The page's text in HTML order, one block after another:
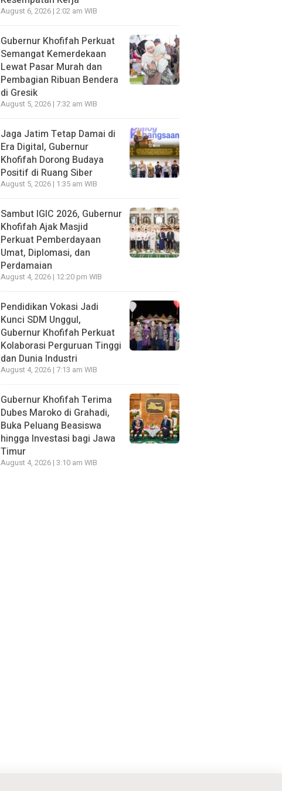
August 6, 2026 | 2:02 am WIB
Gubernur Khofifah Perkuat
Semangat Kemerdekaan
Lewat Pasar Murah dan
Pembagian Ribuan Bendera
di Gresik
August 5, 2026 | 7:32 am WIB
Jaga Jatim Tetap Damai di
Era Digital, Gubernur
Khofifah Dorong Budaya
Positif di Ruang Siber
August 5, 2026 | 1:35 am WIB
Sambut IGIC 2026, Gubernur
Khofifah Ajak Masjid
Perkuat Pemberdayaan
Umat, Diplomasi, dan
Perdamaian
August 4, 2026 | 12:20 pm WIB
Pendidikan Vokasi Jadi
Kunci SDM Unggul,
Gubernur Khofifah Perkuat
Kolaborasi Perguruan Tinggi
dan Dunia Industri
August 4, 2026 | 7:13 am WIB
Gubernur Khofifah Terima
Dubes Maroko di Grahadi,
Buka Peluang Beasiswa
hingga Investasi bagi Jawa
Timur
August 4, 2026 | 3:10 am WIB